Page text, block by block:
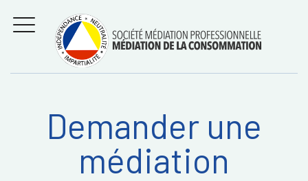
Régler les litiges
entre
consommateurs et
professionnels avec
la médiation de la
consommation
MENU
Recherche
Demander une
médiation